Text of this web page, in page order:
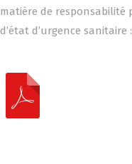
matière de responsabilité
d’état d’urgence sanitaire :